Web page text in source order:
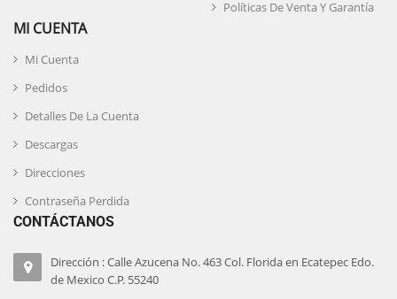
Políticas De Venta Y Garantía
MI CUENTA
Mi Cuenta
Pedidos
Detalles De La Cuenta
Descargas
Direcciones
Contraseña Perdida
CONTÁCTANOS
Dirección : Calle Azucena No. 463 Col. Florida en Ecatepec Edo.
de Mexico C.P. 55240